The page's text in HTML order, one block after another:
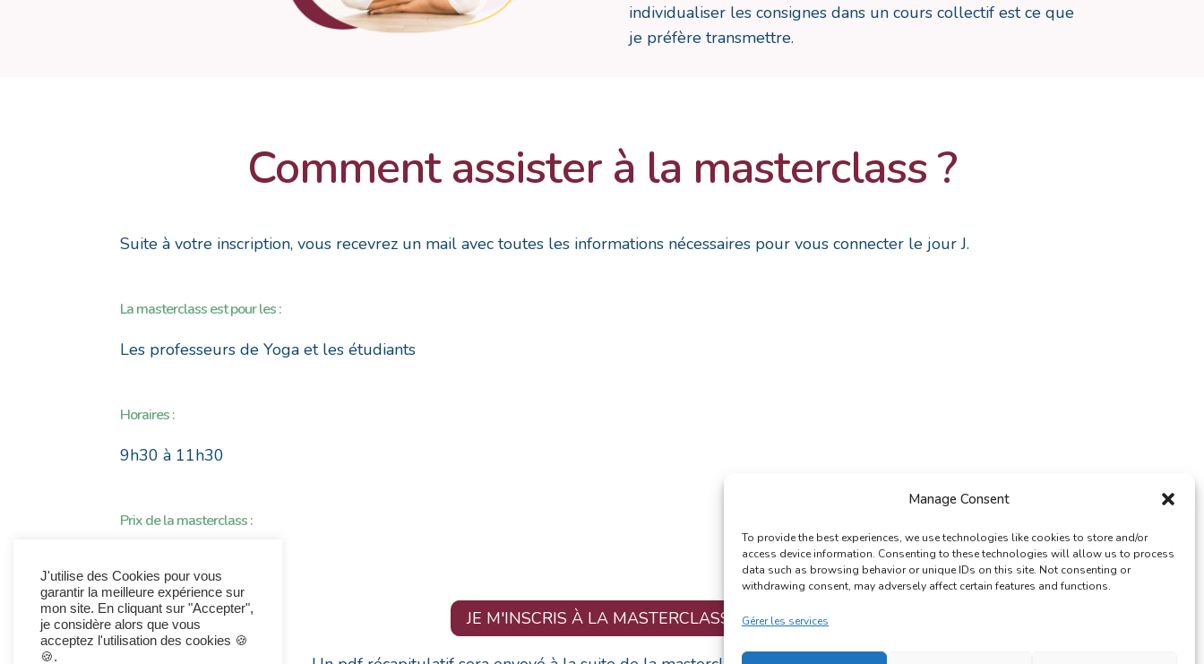
Manage Consent
To provide the best experiences, we use technologies like cookies to store and/or
access device information. Consenting to these technologies will allow us to process
data such as browsing behavior or unique IDs on this site. Not consenting or
withdrawing consent, may adversely affect certain features and functions.
Gérer les services
individualiser les consignes dans un cours collectif est ce que
je préfère transmettre.
Comment assister à la masterclass ?
Suite à votre inscription, vous recevrez un mail avec toutes les informations nécessaires pour vous connecter le jour J.
La masterclass est pour les :
Les professeurs de Yoga et les étudiants
Horaires :
9h30 à 11h30
Prix de la masterclass :
JE M'INSCRIS À LA MASTERCLASS !
J'utilise des Cookies pour vous
garantir la meilleure expérience sur
mon site. En cliquant sur "Accepter",
je considère alors que vous
acceptez l'utilisation des cookies 🍪
🍪.